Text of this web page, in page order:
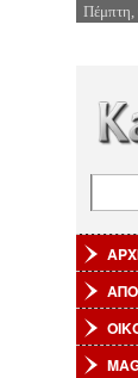
Πέμπτη,